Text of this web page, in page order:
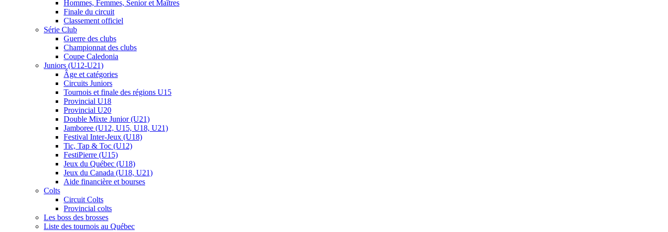
Hommes, Femmes, Senior et Maîtres
Finale du circuit
Classement officiel
Série Club
Guerre des clubs
Championnat des clubs
Coupe Caledonia
Juniors (U12-U21)
Âge et catégories
Circuits Juniors
Tournois et finale des régions U15
Provincial U18
Provincial U20
Double Mixte Junior (U21)
Jamboree (U12, U15, U18, U21)
Festival Inter-Jeux (U18)
Tic, Tap & Toc (U12)
FestiPierre (U15)
Jeux du Québec (U18)
Jeux du Canada (U18, U21)
Aide financière et bourses
Colts
Circuit Colts
Provincial colts
Les boss des brosses
Liste des tournois au Québec